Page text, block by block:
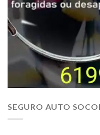
SEGURO AUTO